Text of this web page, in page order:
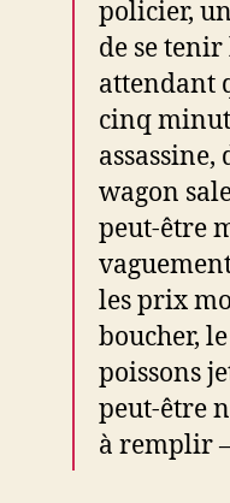
policier,
de se
attendant
cinq
wagon
peut-être
les prix
boucher,
poissons
peut-être
à remplir